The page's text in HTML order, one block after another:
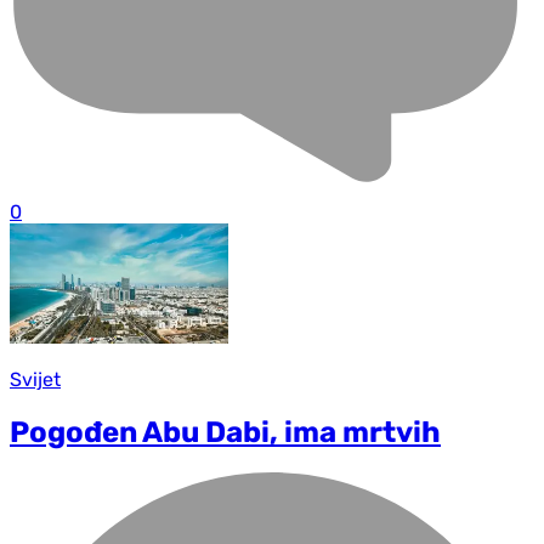
0
Svijet
Pogođen Abu Dabi, ima mrtvih